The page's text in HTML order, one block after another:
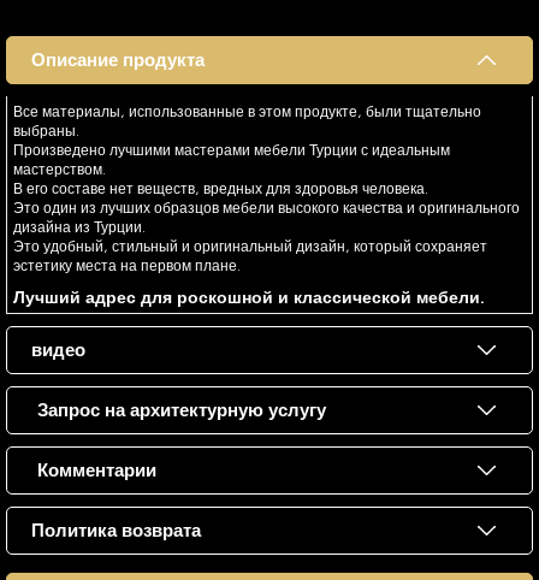
Описание продукта
Все материалы, использованные в этом продукте, были тщательно
выбраны.
Произведено лучшими мастерами мебели Турции с идеальным
мастерством.
В его составе нет веществ, вредных для здоровья человека.
Это один из лучших образцов мебели высокого качества и оригинального
дизайна из Турции.
Это удобный, стильный и оригинальный дизайн, который сохраняет
эстетику места на первом плане.
Лучший адрес для роскошной и классической мебели.
видео
Запрос на архитектурную услугу
Комментарии
Политика возврата